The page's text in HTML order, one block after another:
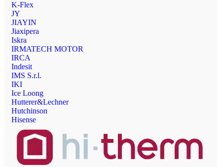
K-Flex
JY
JIAYIN
Jiaxipera
Iskra
IRMATECH MOTOR
IRCA
Indesit
IMS S.r.l.
IKI
Ice Loong
Hutterer&Lechner
Hutchinson
Hisense